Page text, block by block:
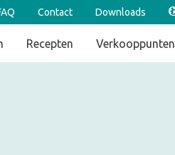
Contact Downloads
Recepten Verkooppunten